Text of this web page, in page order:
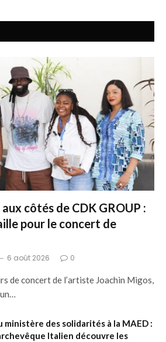
côtés de CDK GROUP :
pour le concert de
6 août 2026 0
de concert de l’artiste Joachin Migos,
ministère des solidarités à la MAED :
Italien découvre les